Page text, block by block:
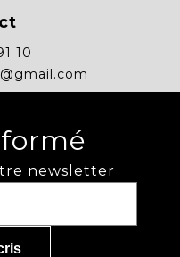
10
newsletter